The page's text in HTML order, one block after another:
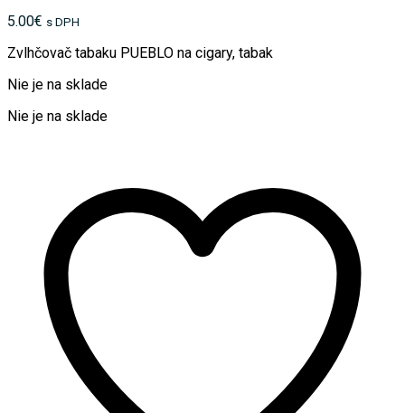
5.00€ s DPH
Zvlhčovač tabaku PUEBLO na cigary, tabak
Nie je na sklade
Nie je na sklade